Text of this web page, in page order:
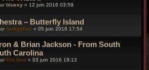
bluesy « 12 juin 2016 03:59
– Butterfly Island
funkyslice « 05 juin 2016 17:54
& Brian Jackson - From South
Carolina
Old Mod « 03 juin 2016 19:13